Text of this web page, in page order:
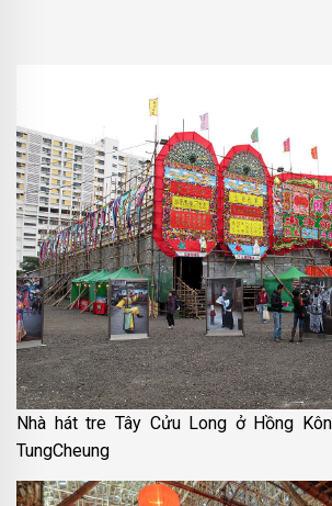
Nhà hát tre Tây Cửu Long ở Hồng
TungCheung